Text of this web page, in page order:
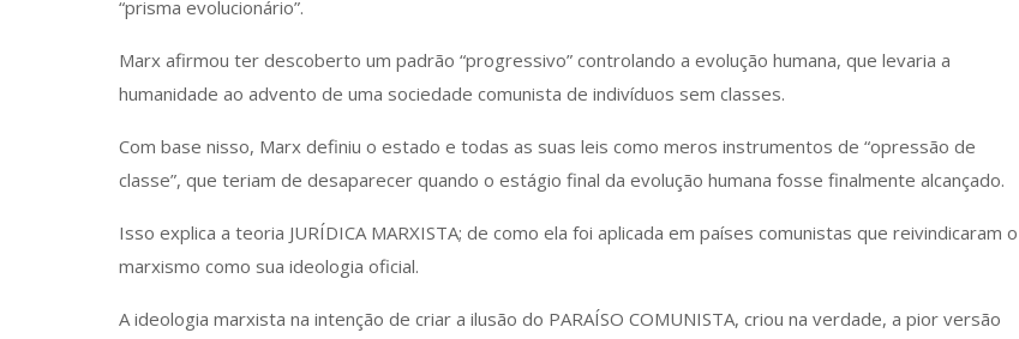
“prisma evolucionário”.
Marx afirmou ter descoberto um padrão “progressivo” controlando a evolução humana, que levaria a
humanidade ao advento de uma sociedade comunista de indivíduos sem classes.
Com base nisso, Marx definiu o estado e todas as suas leis como meros instrumentos de “opressão de
classe”, que teriam de desaparecer quando o estágio final da evolução humana fosse finalmente alcançado.
Isso explica a teoria JURÍDICA MARXISTA; de como ela foi aplicada em países comunistas que reivindicaram o
marxismo como sua ideologia oficial.
A ideologia marxista na intenção de criar a ilusão do PARAÍSO COMUNISTA, criou na verdade, a pior versão